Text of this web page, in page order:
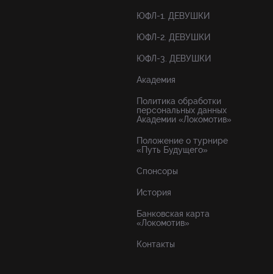
ЮФЛ-1. ДЕВУШКИ
ЮФЛ-2. ДЕВУШКИ
ЮФЛ-3. ДЕВУШКИ
Академия
Политика обработки
персональных данных
Академии «Локомотив»
Положение о турнире
«Путь Будущего»
Спонсоры
История
Банковская карта
«Локомотив»
Контакты